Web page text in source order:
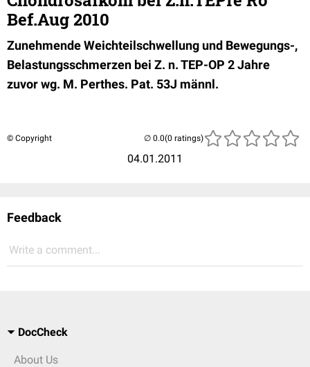
Bef.Aug 2010
Zunehmende Weichteilschwellung und Bewegungs-,
Belastungsschmerzen bei Z. n. TEP-OP 2 Jahre
zuvor wg. M. Perthes. Pat. 53J männl.
© Copyright
04.01.2011
(0 ratings)
Feedback
Write a comment...
DocCheck
About Us